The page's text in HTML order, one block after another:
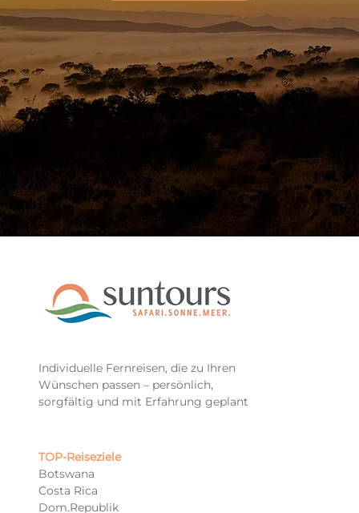
Individuelle Fernreisen, die zu Ihren
Wünschen passen – persönlich,
sorgfältig und mit Erfahrung geplant
TOP-Reiseziele​
Botswana
Costa Rica
Dom.Republik